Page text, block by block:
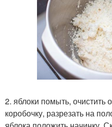
2. яблоки помыть, очистить
коробочку, разрезать на